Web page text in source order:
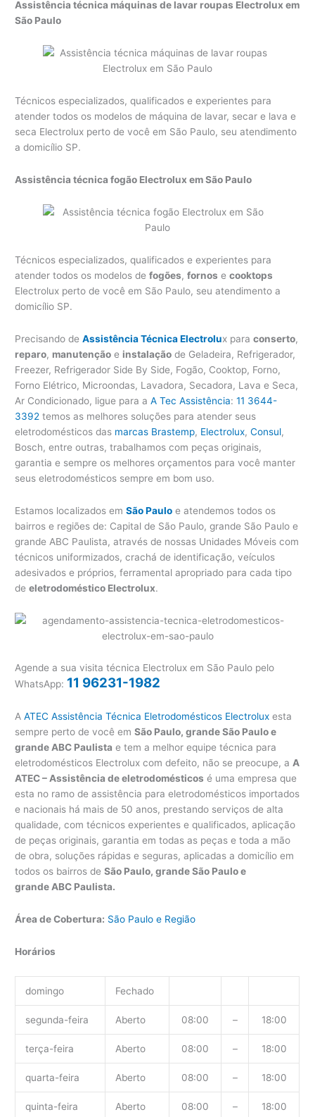
Assistência técnica máquinas de lavar roupas Electrolux em
São Paulo
Técnicos especializados, qualificados e experientes para
atender todos os modelos de máquina de lavar, secar e lava e
seca Electrolux perto de você em São Paulo, seu atendimento
a domicílio SP.
Assistência técnica fogão Electrolux em São Paulo
Técnicos especializados, qualificados e experientes para
atender todos os modelos defogões,fornos ecooktops
Electrolux perto de você em São Paulo, seu atendimento a
domicílio SP.
Precisando deAssistência Técnica Electrolux paraconserto,
reparo, manutenção e instalação de Geladeira, Refrigerador,
Freezer, Refrigerador Side By Side, Fogão, Cooktop, Forno,
Forno Elétrico, Microondas, Lavadora, Secadora, Lava e Seca,
Ar Condicionado, ligue para aA Tec Assistência:11 3644-
3392 temos as melhores soluções para atender seus
eletrodomésticos das marcas Brastemp, Electrolux,Consul,
Bosch, entre outras, trabalhamos com peças originais,
garantia e sempre os melhores orçamentos para você manter
seus eletrodomésticos sempre em bom uso.
Estamos localizados emSão Paulo e atendemos todos os
bairros e regiões de: Capital de São Paulo, grande São Paulo e
grande ABC Paulista, através de nossas Unidades Móveis com
técnicos uniformizados, crachá de identificação, veículos
adesivados e próprios, ferramental apropriado para cada tipo
deeletrodoméstico Electrolux.
Agende a sua visita técnica Electrolux em São Paulo pelo
WhatsApp: 11 96231-1982
AATEC Assistência Técnica Eletrodomésticos Electrolux esta
sempre perto de você emSão Paulo, grande São Paulo e
grande ABC Paulista e tem a melhor equipe técnica para
eletrodomésticos Electrolux com defeito, não se preocupe, aA
ATEC – Assistência de eletrodomésticos é uma empresa que
esta no ramo de assistência para eletrodomésticos importados
e nacionais há mais de 50 anos, prestando serviços de alta
qualidade, com técnicos experientes e qualificados, aplicação
de peças originais, garantia em todas as peças e toda a mão
de obra, soluções rápidas e seguras, aplicadas a domicílio em
todos os bairros deSão Paulo, grande São Paulo e
grande ABC Paulista.
Área de Cobertura: São Paulo e Região
Horários
domingo Fechado
segunda-feira Aberto 08:00 – 18:00
terça-feira Aberto 08:00 – 18:00
quarta-feira Aberto 08:00 – 18:00
quinta-feira Aberto 08:00 – 18:00